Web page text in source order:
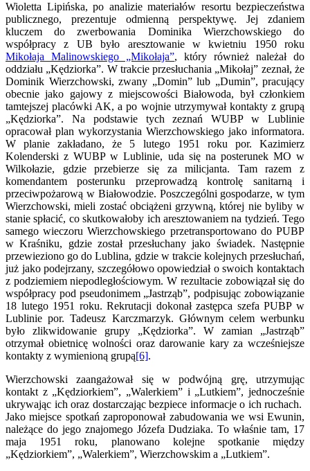
Wioletta Lipińska, po analizie materiałów resortu bezpieczeństwa
publicznego, prezentuje odmienną perspektywę. Jej zdaniem
kluczem do zwerbowania Dominika Wierzchowskiego do
współpracy z UB było aresztowanie w kwietniu 1950 roku
Mikołaja Malinowskiego „Mikołaja”, który również należał do
oddziału „Kędziorka”. W trakcie przesłuchania „Mikołaj” zeznał, że
Dominik Wierzchowski, zwany „Domin” lub „Dumin”, pracujący
obecnie jako gajowy z miejscowości Białowoda, był członkiem
tamtejszej placówki AK, a po wojnie utrzymywał kontakty z grupą
„Kędziorka”. Na podstawie tych zeznań WUBP w Lublinie
opracował plan wykorzystania Wierzchowskiego jako informatora.
W planie zakładano, że 5 lutego 1951 roku por. Kazimierz
Kolenderski z WUBP w Lublinie, uda się na posterunek MO w
Wilkołazie, gdzie przebierze się za milicjanta. Tam razem z
komendantem posterunku przeprowadzą kontrolę sanitarną i
przeciwpożarową w Białowodzie. Poszczególni gospodarze, w tym
Wierzchowski, mieli zostać obciążeni grzywną, której nie byliby w
stanie spłacić, co skutkowałoby ich aresztowaniem na tydzień. Tego
samego wieczoru Wierzchowskiego przetransportowano do PUBP
w Kraśniku, gdzie został przesłuchany jako świadek. Następnie
przewieziono go do Lublina, gdzie w trakcie kolejnych przesłuchań,
już jako podejrzany, szczegółowo opowiedział o swoich kontaktach
z podziemiem niepodległościowym. W rezultacie zobowiązał się do
współpracy pod pseudonimem „Jastrząb”, podpisując zobowiązanie
18 lutego 1951 roku. Rekrutacji dokonał zastępca szefa PUBP w
Lublinie por. Tadeusz Karczmarzyk. Głównym celem werbunku
było zlikwidowanie grupy „Kędziorka”. W zamian „Jastrząb”
otrzymał obietnicę wolności oraz darowanie kary za wcześniejsze
kontakty z wymienioną grupą[6].
Wierzchowski zaangażował się w podwójną grę, utrzymując
kontakt z „Kędziorkiem”, „Walerkiem” i „Lutkiem”, jednocześnie
ukrywając ich oraz dostarczając bezpiece informacje o ich ruchach.
Jako miejsce spotkań zaproponował zabudowania we wsi Ewunin,
należące do jego znajomego Józefa Dudziaka. To właśnie tam, 17
maja 1951 roku, planowano kolejne spotkanie między
„Kędziorkiem”, „Walerkiem”, Wierzchowskim a „Lutkiem”.